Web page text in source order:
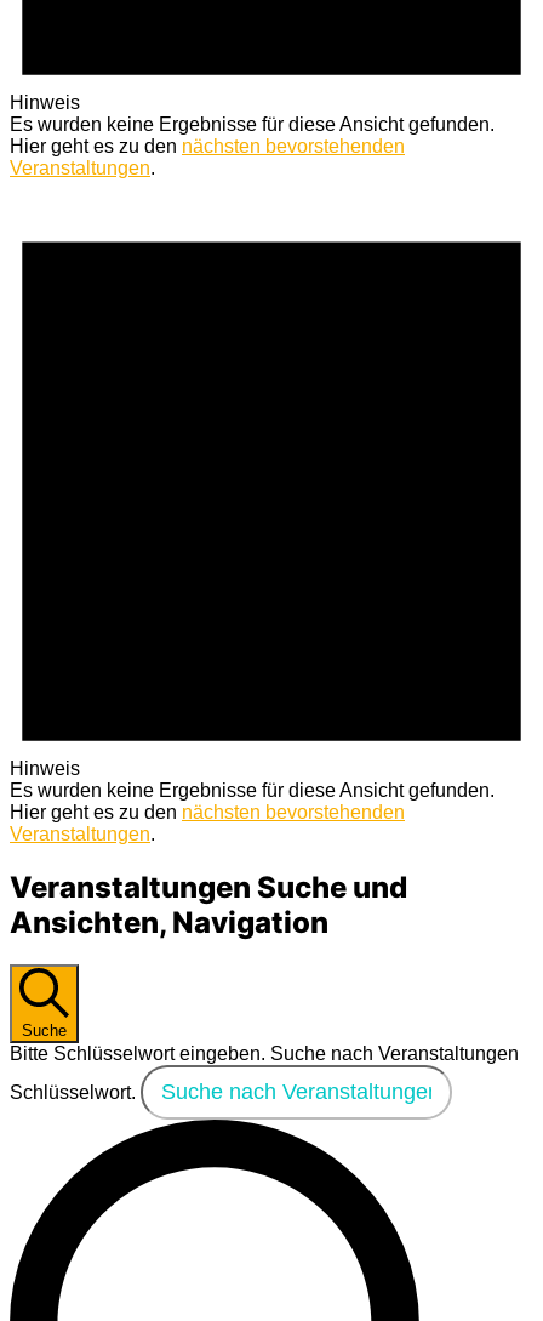
Hinweis
Es wurden keine Ergebnisse für diese Ansicht gefunden.
Hier geht es zu den nächsten bevorstehenden
Veranstaltungen.
Hinweis
Es wurden keine Ergebnisse für diese Ansicht gefunden.
Hier geht es zu den nächsten bevorstehenden
Veranstaltungen.
Veranstaltungen Suche und
Ansichten, Navigation
Suche
Bitte Schlüsselwort eingeben. Suche nach Veranstaltungen
Schlüsselwort.